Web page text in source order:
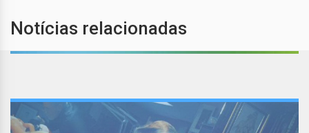
Notícias relacionadas